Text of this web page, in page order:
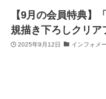
【9月の会員特典】
規描き下ろしクリア
2025年9月12日 インフォメ